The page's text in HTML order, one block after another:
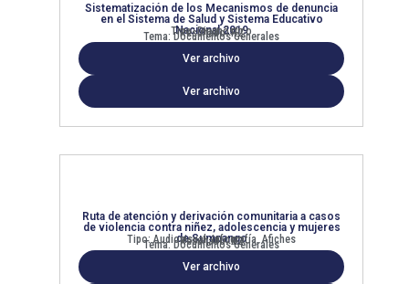
Sistematización de los Mecanismos de denuncia
en el Sistema de Salud y Sistema Educativo
Nacional 2019
Tema: Documentos Generales
Resultado: R2
Tipo: Diagnóstico
Ver archivo
Ver archivo
Ruta de atención y derivación comunitaria a casos
de violencia contra niñez, adolescencia y mujeres
de Sumpango
Tema: Documentos Generales
Resultado: R2
Tipo: Audiovisual, Infografía, Afiches
Ver archivo